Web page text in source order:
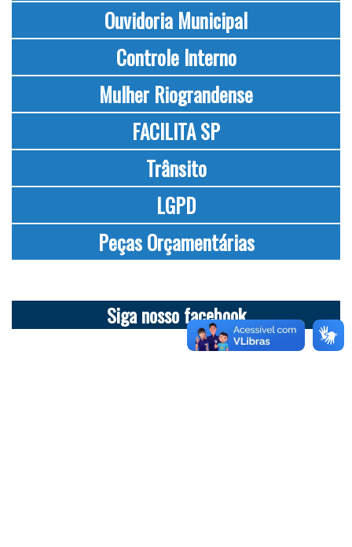
Ouvidoria Municipal
Controle Interno
Mulher Riograndense
FACILITA SP
Trânsito
LGPD
Peças Orçamentárias
Siga nosso facebook